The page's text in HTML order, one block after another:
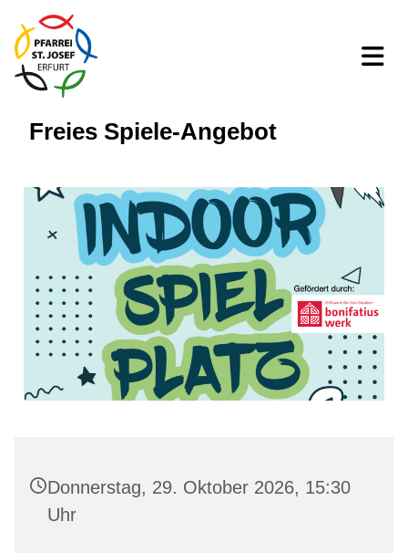
Freies Spiele-Angebot
Donnerstag, 29. Oktober 2026, 15:30
Uhr